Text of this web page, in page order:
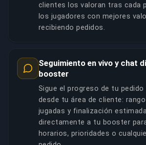
clientes los valoran tras cada
los jugadores con mejores
recibiendo pedidos.
Seguimiento en vivo y chat
booster
Sigue el progreso de tu pedido
desde tu área de cliente:
jugadas y finalización
directamente a tu booster
horarios, prioridades o